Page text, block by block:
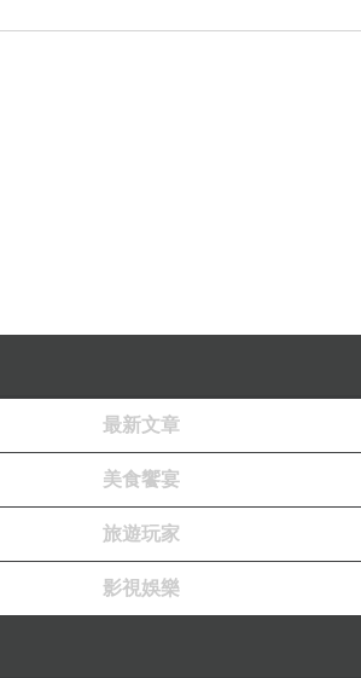
最新文章
美食饗宴
旅遊玩家
影視娛樂